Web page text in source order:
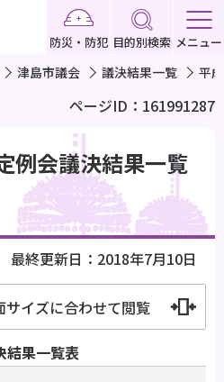
防災・防犯 目的別検索 メニュー
津島市議会 議決結果一覧 平
ページID：161991287
例会議決結果一覧
最終更新日：2018年7月10日
サイズに合わせて閲覧
結果一覧表